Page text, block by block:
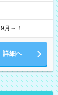
～！
詳細へ